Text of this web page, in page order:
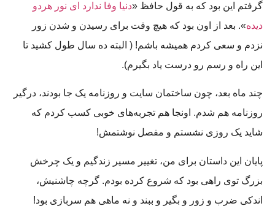
گرفتم این بود که به قول حافظ «دنیا وفا ندارد ای نور هردو
دیده». بعد از اون بود که هیچ وقت برای رسیدن و شدن زور
نزدم و سعی کردم همیشه باشم! ( البته ده سال طول کشید تا
این راه و رسم رو درست یاد بگیرم).
چند ماه بعد، چون ساختمان سایت و روزنامه یک جا بودند، درگیر
روزنامه هم شدم. اونجا هم تجربه‌های خوبی کسب کردم که
شاید یک روزی نشستم و مفصل نوشتمش!
پایان این داستان برای من، تغییر مسیر زندگیم و یک چرخش
بزرگ توی راهی بود که شروع کرده بودم. گرچه چاشنیش،
اندکی ضرب و زور و بگیر و ببند و نه ماهی هم سربازی بود!